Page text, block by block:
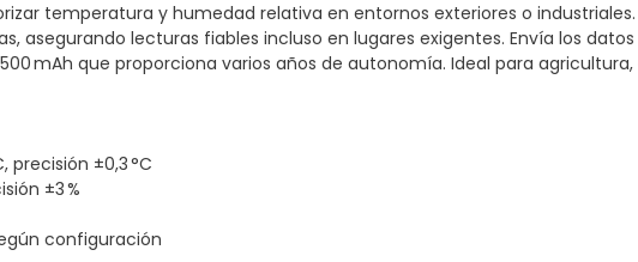
temperatura y humedad relativa en entornos exteriores o industriales.
asegurando lecturas fiables incluso en lugares exigentes. Envía los
mAh que proporciona varios años de autonomía. Ideal para
precisión ±0,3 °C
±3 %
configuración